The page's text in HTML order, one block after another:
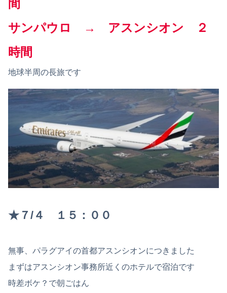
間
サンパウロ → アスンシオン ２
時間
地球半周の長旅です
★７/４ １５：００
無事、パラグアイの首都アスンシオンにつきました
まずはアスンシオン事務所近くのホテルで宿泊です
時差ボケ？で朝ごはん